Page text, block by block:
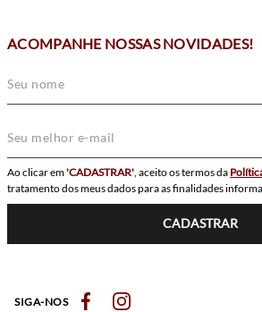
ACOMPANHE NOSSAS NOVIDADES!
Ao clicar em'CADASTRAR', aceito os termos da
tratamento dos meus dados para as finalidades
CADASTRAR
SIGA-NOS